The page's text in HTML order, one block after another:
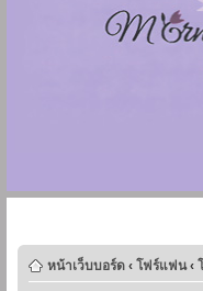
หน้าเว็บบอร์ด ‹ โฟร์แฟน ‹